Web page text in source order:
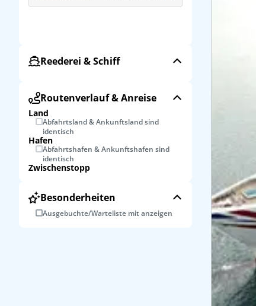
Reederei & Schiff
Routenverlauf & Anreise
Land
Abfahrtsland & Ankunftsland sind
identisch
Hafen
Abfahrtshafen & Ankunftshafen sind
identisch
Zwischenstopp
Besonderheiten
Ausgebuchte/Warteliste mit anzeigen